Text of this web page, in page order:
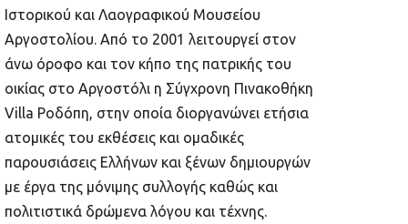
Ιστορικού και Λαογραφικού Μουσείου
Αργοστολίου. Από το 2001 λειτουργεί στον
άνω όροφο και τον κήπο της πατρικής του
οικίας στο Αργοστόλι η Σύγχρονη Πινακοθήκη
Villa Ροδόπη, στην οποία διοργανώνει ετήσια
ατομικές του εκθέσεις και ομαδικές
παρουσιάσεις Ελλήνων και ξένων δημιουργών
με έργα της μόνιμης συλλογής καθώς και
πολιτιστικά δρώμενα λόγου και τέχνης.